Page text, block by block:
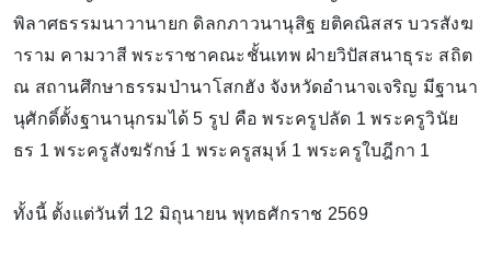
พิลาศธรรมนาวานายก ดิลกภาวนานุสิฐ ยติคณิสสร บวรสังฆ
าราม คามวาสี พระราชาคณะชั้นเทพ ฝ่ายวิปัสสนาธุระ สถิต
ณ สถานศึกษาธรรมป่านาโสกฮัง จังหวัดอำนาจเจริญ มีฐานา
นุศักดิ์ตั้งฐานานุกรมได้ 5 รูป คือ พระครูปลัด 1 พระครูวินัย
ธร 1 พระครูสังฆรักษ์ 1 พระครูสมุห์ 1 พระครูใบฎีกา 1
ทั้งนี้ ตั้งแต่วันที่ 12 มิถุนายน พุทธศักราช 2569